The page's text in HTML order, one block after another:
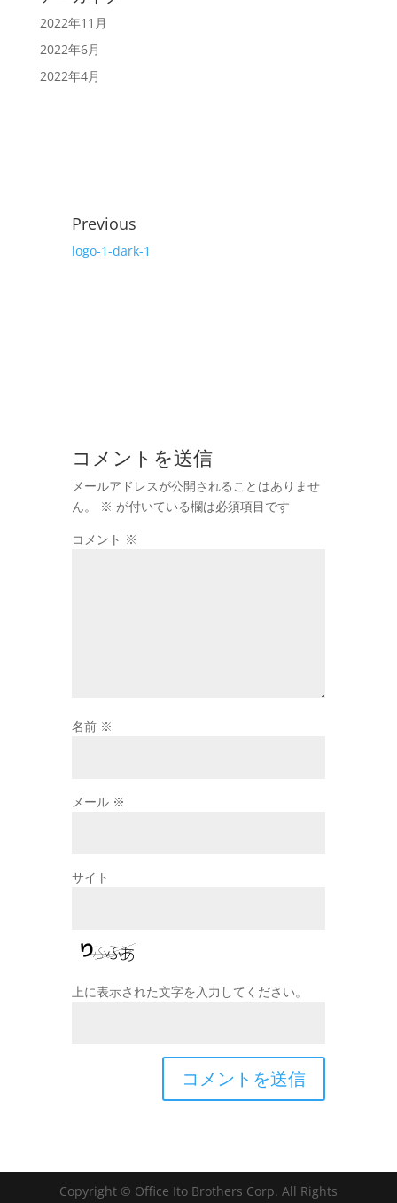
2022年11月
2022年6月
2022年4月
Previous
logo-1-dark-1
コメントを送信
メールアドレスが公開されることはありませ
ん。
※ が付いている欄は必須項目です
コメント ※
名前 ※
メール ※
サイト
上に表示された文字を入力してください。
Copyright © Office Ito Brothers Corp. All Rights